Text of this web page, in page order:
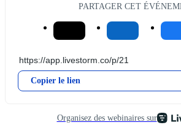
PARTAGER CET
Copier le lien
Organisez des webinaires sur